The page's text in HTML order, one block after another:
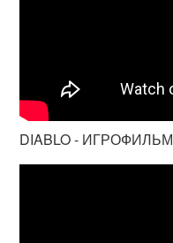
DIABLO - ИГРОФИЛЬМ